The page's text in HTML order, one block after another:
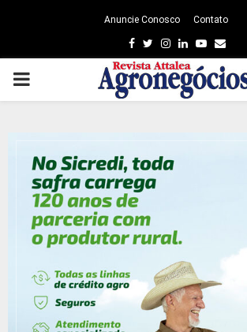
Anuncie Conosco Contato
Facebook
TwitterInstagram
LinkedinYoutube
Email
PRIMARY